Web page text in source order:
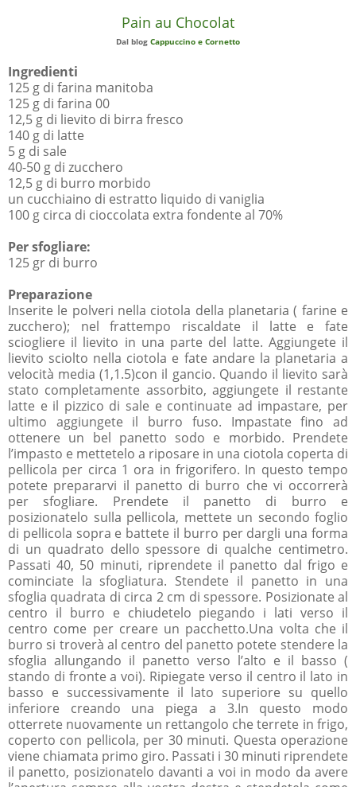
Pain au Chocolat
Dal blog Cappuccino e Cornetto
Ingredienti
125 g di farina manitoba
125 g di farina 00
12,5 g di lievito di birra fresco
140 g di latte
5 g di sale
40-50 g di zucchero
12,5 g di burro morbido
un cucchiaino di estratto liquido di vaniglia
100 g circa di cioccolata extra fondente al 70%
Per sfogliare:
125 gr di burro
Preparazione
Inserite le polveri nella ciotola della planetaria ( farine e
zucchero); nel frattempo riscaldate il latte e fate
sciogliere il lievito in una parte del latte. Aggiungete il
lievito sciolto nella ciotola e fate andare la planetaria a
velocità media (1,1.5)con il gancio. Quando il lievito sarà
stato completamente assorbito, aggiungete il restante
latte e il pizzico di sale e continuate ad impastare, per
ultimo aggiungete il burro fuso. Impastate fino ad
ottenere un bel panetto sodo e morbido. Prendete
l’impasto e mettetelo a riposare in una ciotola coperta di
pellicola per circa 1 ora in frigorifero. In questo tempo
potete prepararvi il panetto di burro che vi occorrerà
per sfogliare. Prendete il panetto di burro e
posizionatelo sulla pellicola, mettete un secondo foglio
di pellicola sopra e battete il burro per dargli una forma
di un quadrato dello spessore di qualche centimetro.
Passati 40, 50 minuti, riprendete il panetto dal frigo e
cominciate la sfogliatura. Stendete il panetto in una
sfoglia quadrata di circa 2 cm di spessore. Posizionate al
centro il burro e chiudetelo piegando i lati verso il
centro come per creare un pacchetto.Una volta che il
burro si troverà al centro del panetto potete stendere la
sfoglia allungando il panetto verso l’alto e il basso (
stando di fronte a voi). Ripiegate verso il centro il lato in
basso e successivamente il lato superiore su quello
inferiore creando una piega a 3.In questo modo
otterrete nuovamente un rettangolo che terrete in frigo,
coperto con pellicola, per 30 minuti. Questa operazione
viene chiamata primo giro. Passati i 30 minuti riprendete
il panetto, posizionatelo davanti a voi in modo da avere